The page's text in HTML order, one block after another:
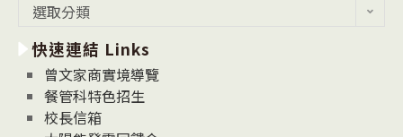
消
息
News
選取分類
快速連結 Links
曾文家商實境導覽
餐管科特色招生
校長信箱